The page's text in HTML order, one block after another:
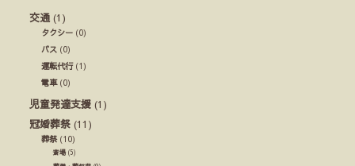
交通 (1)
タクシー (0)
バス (0)
運転代行(1)
電車(0)
児童発達支援 (1)
冠婚葬祭 (11)
葬祭(10)
斎場(5)